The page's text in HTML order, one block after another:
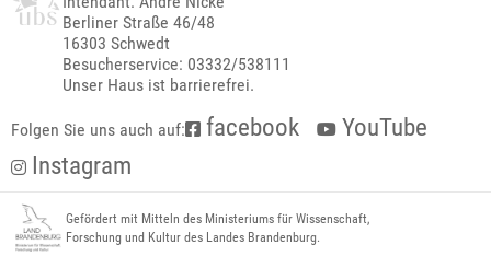
Berliner Straße 46/48
16303 Schwedt
Besucherservice: 03332/538111
Unser Haus ist barrierefrei.
Folgen Sie uns auch auf: facebook
YouTube
Instagram
Gefördert mit Mitteln des Ministeriums für Wissenschaft,
Forschung und Kultur des Landes Brandenburg.